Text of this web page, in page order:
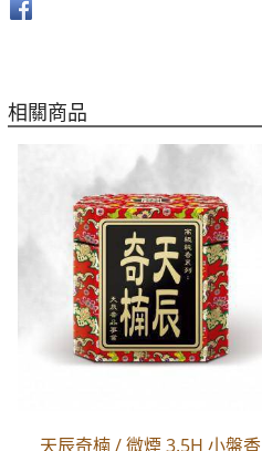
相關商品
天辰奇楠 / 微煙 3.5H 小盤香